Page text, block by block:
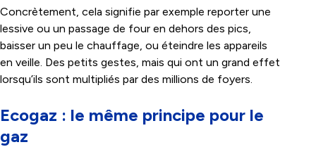
Concrètement, cela signifie par exemple reporter une
lessive ou un passage de four en dehors des pics,
baisser un peu le chauffage, ou éteindre les appareils
en veille. Des petits gestes, mais qui ont un grand effet
lorsqu’ils sont multipliés par des millions de foyers.
Ecogaz : le même principe pour le
gaz